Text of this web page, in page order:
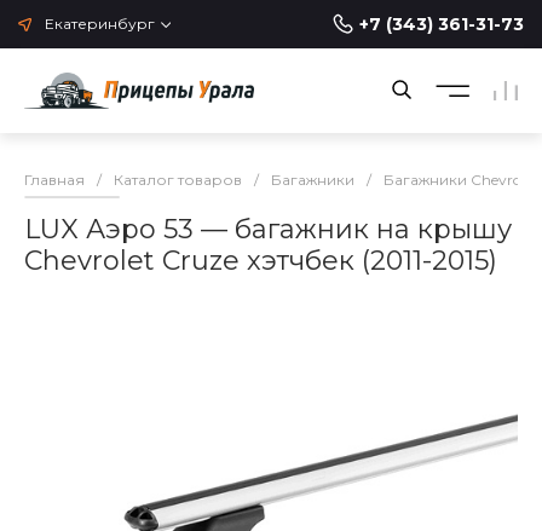
Екатеринбург +7 (343) 361-31-73
Главная / Каталог товаров / Багажники / Багажники Chevrolet
LUX Аэро 53 — багажник на крышу
Chevrolet Cruze хэтчбек (2011-2015)